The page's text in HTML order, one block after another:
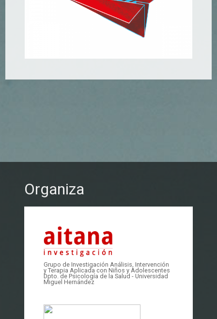
Organiza
Grupo de Investigación Análisis, Intervención
y Terapia Aplicada con Niños y Adolescentes
Dpto. de Psicología de la Salud - Universidad
Miguel Hernández